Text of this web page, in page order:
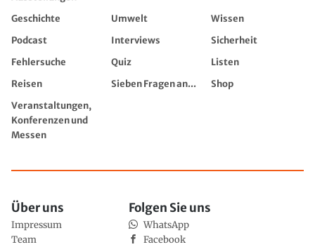
Geschichte Umwelt
Wissen
Podcast
Interviews
Sicherheit
Fehlersuche
Quiz
Listen
Reisen
Sieben Fragen an...
Shop
Veranstaltungen,
Konferenzen und
Messen
Über uns
Impressum
Team
Folgen Sie uns
WhatsApp
Facebook